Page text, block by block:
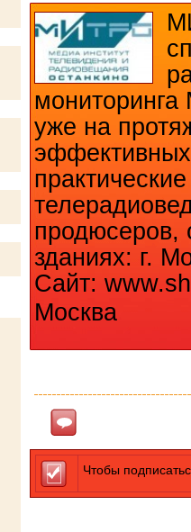
мониторинга
уже на
продюсеров,
зданиях: г.
Сайт:
Москва
Чтобы